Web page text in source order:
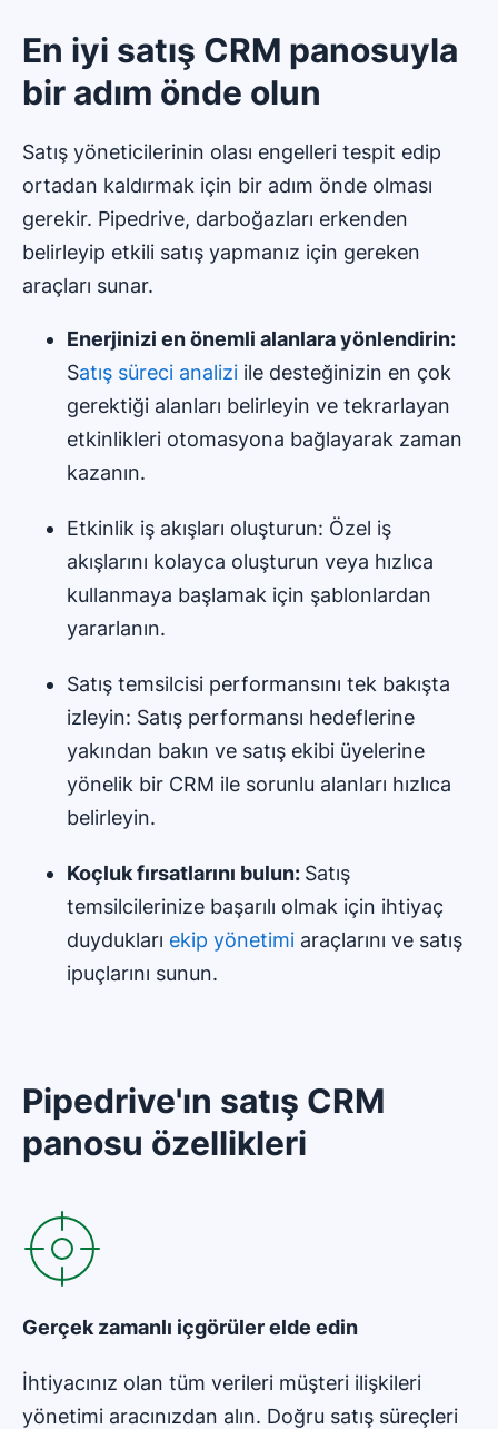
En iyi satış CRM panosuyla
bir adım önde olun
Satış yöneticilerinin olası engelleri tespit edip
ortadan kaldırmak için bir adım önde olması
gerekir. Pipedrive, darboğazları erkenden
belirleyip etkili satış yapmanız için gereken
araçları sunar.
Enerjinizi en önemli alanlara yönlendirin:
Satış süreci analizi ile desteğinizin en çok
gerektiği alanları belirleyin ve tekrarlayan
etkinlikleri otomasyona bağlayarak zaman
kazanın.
Etkinlik iş akışları oluşturun: Özel iş
akışlarını kolayca oluşturun veya hızlıca
kullanmaya başlamak için şablonlardan
yararlanın.
Satış temsilcisi performansını tek bakışta
izleyin: Satış performansı hedeflerine
yakından bakın ve satış ekibi üyelerine
yönelik bir CRM ile sorunlu alanları hızlıca
belirleyin.
Koçluk fırsatlarını bulun: Satış
temsilcilerinize başarılı olmak için ihtiyaç
duydukları ekip yönetimi araçlarını ve satış
ipuçlarını sunun.
Pipedrive'ın satış CRM
panosu özellikleri
Gerçek zamanlı içgörüler elde edin
İhtiyacınız olan tüm verileri müşteri ilişkileri
yönetimi aracınızdan alın. Doğru satış süreçleri